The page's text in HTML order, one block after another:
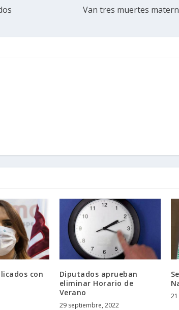
Van tres muertes
con
Diputados aprueban
eliminar Horario de
Verano
29 septiembre, 2022